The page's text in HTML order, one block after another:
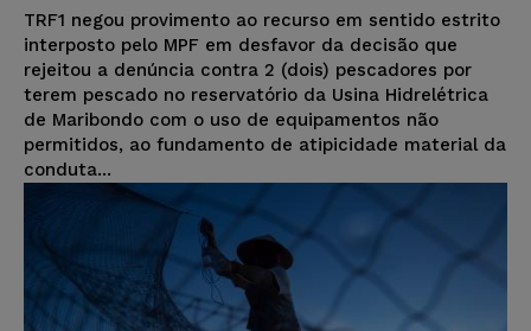
TRF1 negou provimento ao recurso em sentido estrito
interposto pelo MPF em desfavor da decisão que
rejeitou a denúncia contra 2 (dois) pescadores por
terem pescado no reservatório da Usina Hidrelétrica
de Maribondo com o uso de equipamentos não
permitidos, ao fundamento de atipicidade material da
conduta...